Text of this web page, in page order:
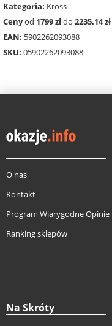
Kategoria: Kross
Cenyod 1799 złdo 2235.14 zł
EAN: 5902262093088
SKU: 05902262093088
O nas
Kontakt
Program Wiarygodne Opinie
Ranking sklepów
Na Skróty